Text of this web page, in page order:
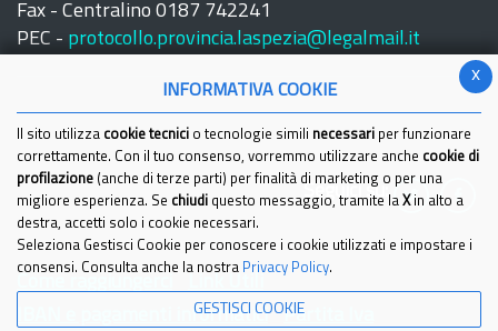
Fax - Centralino 0187 742241
PEC - protocollo.provincia.laspezia@legalmail.it
Seguici su:
IBAN e pagamenti informatici
Partita Iva
x
INFORMATIVA COOKIE
Il sito utilizza cookie tecnici o tecnologie simili necessari per funzionare
correttamente. Con il tuo consenso, vorremmo utilizzare anche cookie di
profilazione (anche di terze parti) per finalità di marketing o per una
migliore esperienza. Se chiudi questo messaggio, tramite la Xin alto a
destra, accetti solo i cookie necessari.
Seleziona Gestisci Cookie per conoscere i cookie utilizzati e impostare i
consensi. Consulta anche la nostra Privacy Policy.
GESTISCI COOKIE